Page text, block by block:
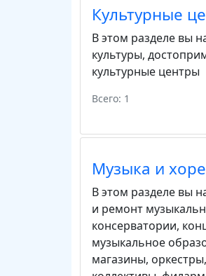
Культурные
В этом разделе вы
культуры,
культурные центры
Всего: 1
Музыка и
В этом разделе вы
и ремонт
консерватории,
музыкальное
магазины, оркестры,